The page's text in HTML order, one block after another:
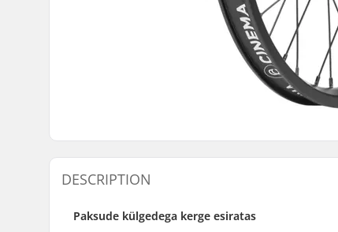
DESCRIPTION
Paksude külgedega kerge esiratas